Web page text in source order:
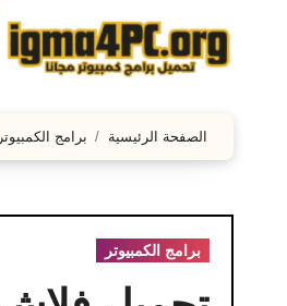
الصفحة الرئيسية برامج الكمبيوتر
برامج الكمبيوتر